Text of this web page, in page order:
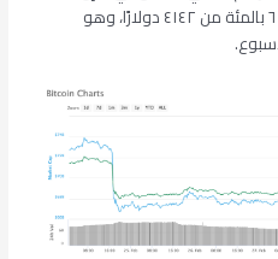
السعر الحالي قد انخفض بأكثر من ٦ بالمئة من ٤١٤٢ دولارًا، وهو